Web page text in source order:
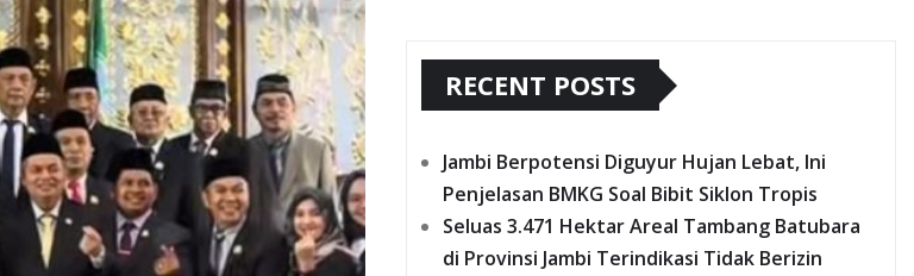
RECENT POSTS
Jambi Berpotensi Diguyur Hujan Lebat, Ini
Penjelasan BMKG Soal Bibit Siklon Tropis
Seluas 3.471 Hektar Areal Tambang Batubara
di Provinsi Jambi Terindikasi Tidak Berizin